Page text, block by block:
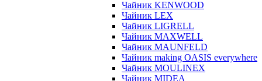
Чайник KENWOOD
Чайник LEX
Чайник LIGRELL
Чайник MAXWELL
Чайник MAUNFELD
Чайник making OASIS everywhere
Чайник MOULINEX
Чайник MIDEA